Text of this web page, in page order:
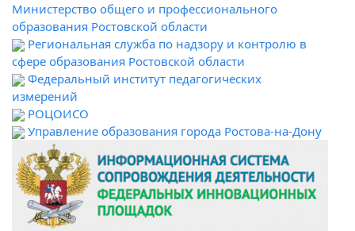
Министерство общего и профессионального
образования Ростовской области
Региональная служба по надзору и контролю в
сфере образования Ростовской области
Федеральный институт педагогических
измерений
РОЦОИСО
Управление образования города Ростова-на-Дону